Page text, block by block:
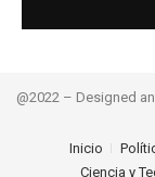
@2022 – Designed
Inicio
Ciencia y